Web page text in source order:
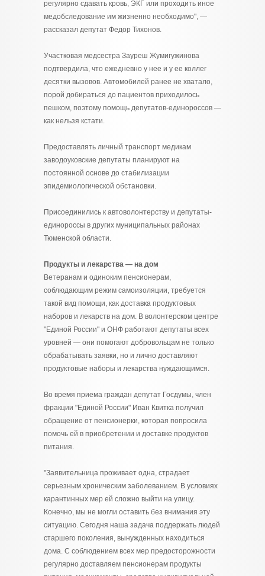
регулярно сдавать кровь, ЭКГ или проходить иное
медобследование им жизненно необходимо", —
рассказал депутат Федор Тихонов.
Участковая медсестра Зауреш Жумигужинова
подтвердила, что ежедневно у нее и у ее коллег
десятки вызовов. Автомобилей ранее не хватало,
порой добираться до пациентов приходилось
пешком, поэтому помощь депутатов-единороссов —
как нельзя кстати.
Предоставлять личный транспорт медикам
заводоуковские депутаты планируют на
постоянной основе до стабилизации
эпидемиологической обстановки.
Присоединились к автоволонтерству и депутаты-
единороссы в других муниципальных районах
Тюменской области.
Продукты и лекарства — на дом
Ветеранам и одиноким пенсионерам,
соблюдающим режим самоизоляции, требуется
такой вид помощи, как доставка продуктовых
наборов и лекарств на дом. В волонтерском центре
"Единой России" и ОНФ работают депутаты всех
уровней — они помогают добровольцам не только
обрабатывать заявки, но и лично доставляют
продуктовые наборы и лекарства нуждающимся.
Во время приема граждан депутат Госдумы, член
фракции "Единой России" Иван Квитка получил
обращение от пенсионерки, которая попросила
помочь ей в приобретении и доставке продуктов
питания.
"Заявительница проживает одна, страдает
серьезным хроническим заболеванием. В условиях
карантинных мер ей сложно выйти на улицу.
Конечно, мы не могли оставить без внимания эту
ситуацию. Сегодня наша задача поддержать людей
старшего поколения, вынужденных находиться
дома. С соблюдением всех мер предосторожности
регулярно доставляем пенсионерам продукты